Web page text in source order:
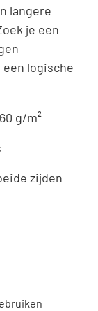
langere
je een
logische
g/m²
zijden